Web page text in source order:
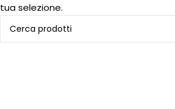
tua selezione.